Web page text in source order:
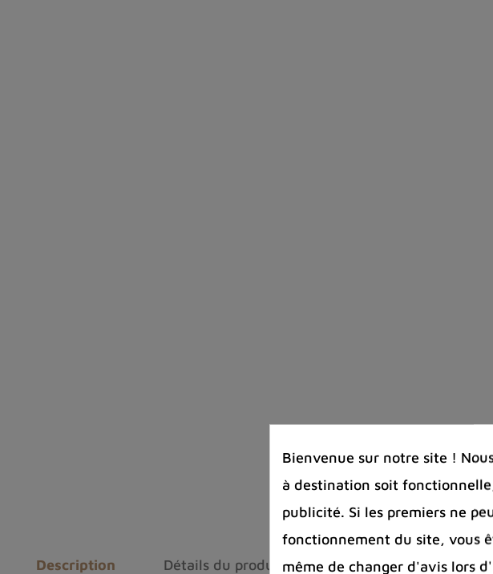
Description Détails du produit Avis clients
Bienvenue sur notre site !
à destination soit
publicité. Si les premiers ne
fonctionnement du site, vous
même de changer d'avis lors